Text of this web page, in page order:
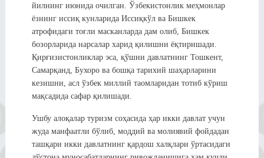
йилнинг июнида очилган. Ўзбекистонлик меҳмонлар
ёзнинг иссиқ кунларида Иссиқкўл ва Бишкек
атрофидаги тоғли масканларда дам олиб, Бишкек
бозорларида нарсалар харид қилишни ёқтиришади.
Қирғизистонликлар эса, қўшни давлатнинг Тошкент,
Самарқанд, Бухоро ва бошқа тарихий шаҳарларини
кезишни, асл ўзбек миллий таомларидан тотиб кўриш
мақсадида сафар қилишади.
Ушбу алоқалар туризм соҳасида ҳар икки давлат учун
жуда манфаатли бўлиб, моддий ва молиявий фойдадан
ташқари икки давлатнинг қардош халқлари ўртасидаги